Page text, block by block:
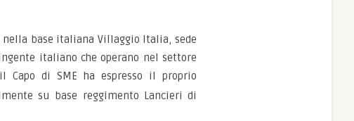
nella base italiana Villaggio Italia, sede
italiano che operano nel settore
Capo di SME ha espresso il proprio
su base reggimento Lancieri di